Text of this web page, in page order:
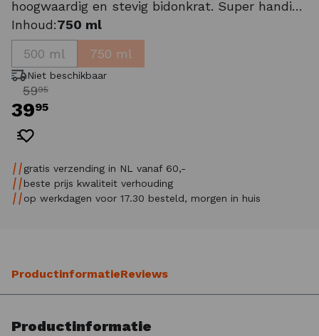
hoogwaardig en stevig bidonkrat. Super handig
mee te nemen en goed voor 10 bidons welke
vanzelfsprekend worden meegeleverd. Nu van
59.95 euro voor slechts 35.95 euro. Een zeer g
Inhoud:750 ml
500 ml
750 ml
Niet beschikbaar
5995
3995
gratis verzending in NL vanaf 60,-
beste prijs kwaliteit verhouding
op werkdagen voor 17.30 besteld, morgen in huis
ProductinformatieReviews
Productinformatie